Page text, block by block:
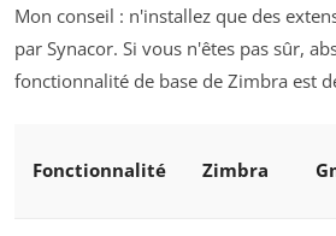
Mon conseil : n'installez que des
par Synacor. Si vous n'êtes pas sûr,
fonctionnalité de base de Zimbra est
Fonctionnalité Zimbra